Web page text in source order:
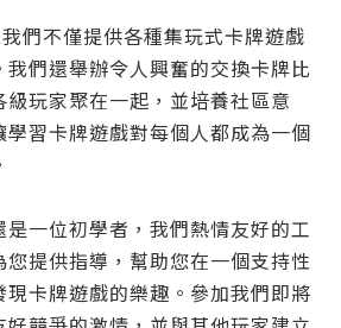
們不僅提供各種集玩式卡牌遊戲
們還舉辦令人興奮的交換卡牌比
玩家聚在一起，並培養社區意
習卡牌遊戲對每個人都成為一個
一位初學者，我們熱情友好的工
提供指導，幫助您在一個支持性
卡牌遊戲的樂趣。參加我們即將